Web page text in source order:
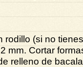
rodillo (si no
mm. Cortar
relleno de